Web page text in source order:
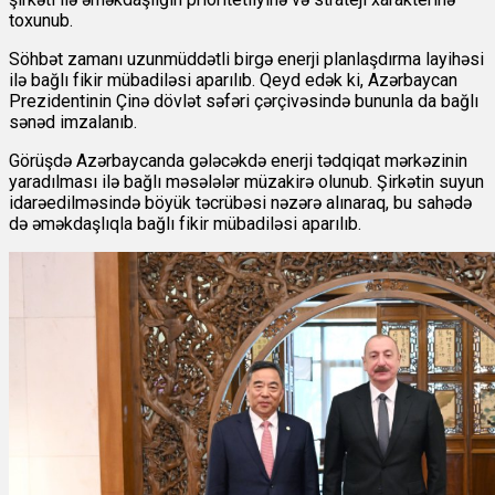
toxunub.
Söhbət zamanı uzunmüddətli birgə enerji planlaşdırma layihəsi
ilə bağlı fikir mübadiləsi aparılıb. Qeyd edək ki, Azərbaycan
Prezidentinin Çinə dövlət səfəri çərçivəsində bununla da bağlı
sənəd imzalanıb.
Görüşdə Azərbaycanda gələcəkdə enerji tədqiqat mərkəzinin
yaradılması ilə bağlı məsələlər müzakirə olunub. Şirkətin suyun
idarəedilməsində böyük təcrübəsi nəzərə alınaraq, bu sahədə
də əməkdaşlıqla bağlı fikir mübadiləsi aparılıb.